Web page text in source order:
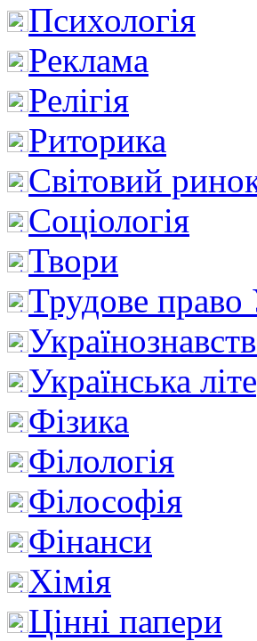
Психологія
Реклама
Релігія
Риторика
Світовий
Соціологія
Твори
Трудове право
Українська
Фізика
Філологія
Філософія
Фінанси
Хімія
Цінні папери